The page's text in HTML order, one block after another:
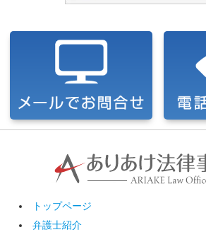
トップページ
弁護士紹介